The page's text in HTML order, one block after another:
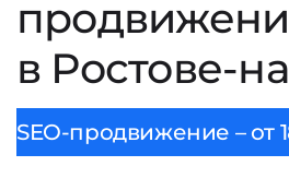
в Ростове-
SEO-продвижение – от